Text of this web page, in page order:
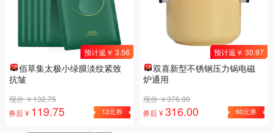
预计返￥ 3.56
佰草集太极小绿膜淡纹紧致
抗皱
现价 ￥132.75
券后 ¥ 119.75 13元券
预计返￥ 30.97
双喜新型不锈钢压力锅电磁
炉通用
现价 ￥376.00
券后 ¥316.00 60元券